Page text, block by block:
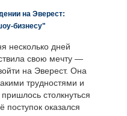
на Эверест:
бизнесу"
несколько дней
свою мечту —
на Эверест. Она
трудностями и
столкнуться
поступок оказался